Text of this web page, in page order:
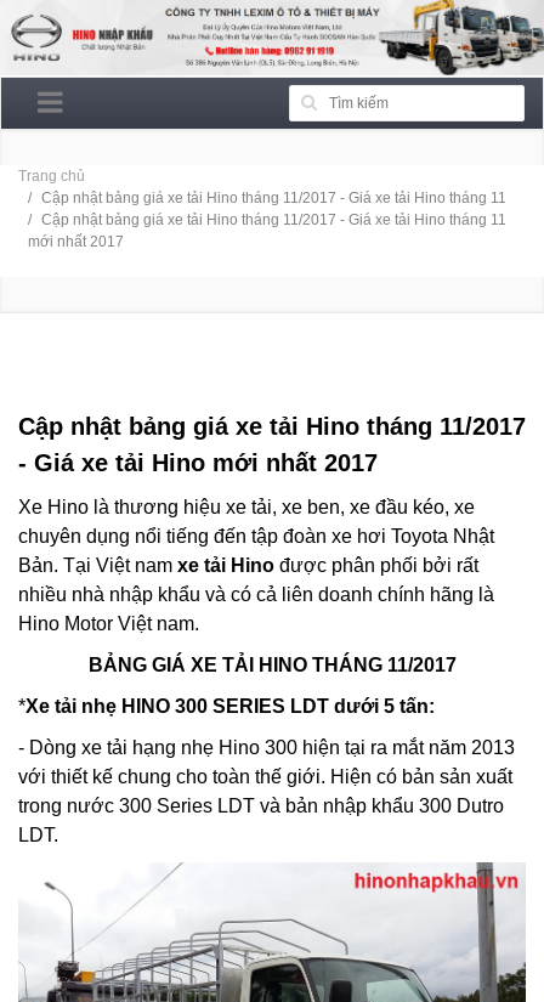
Trang chủ
Cập nhật bảng giá xe tải Hino tháng 11/2017 - Giá xe tải Hino tháng 11
Cập nhật bảng giá xe tải Hino tháng 11/2017 - Giá xe tải Hino tháng 11
mới nhất 2017
Cập nhật bảng giá xe tải Hino tháng 11/2017
- Giá xe tải Hino mới nhất 2017
Xe Hino là thương hiệu xe tải, xe ben, xe đầu kéo, xe
chuyên dụng nổi tiếng đến tập đoàn xe hơi Toyota Nhật
Bản. Tại Việt nam xe tải Hino được phân phối bởi rất
nhiều nhà nhập khẩu và có cả liên doanh chính hãng là
Hino Motor Việt nam.
BẢNG GIÁ XE TẢI HINO THÁNG 11/2017
*Xe tải nhẹ HINO 300 SERIES LDT dưới 5 tấn:
- Dòng xe tải hạng nhẹ Hino 300 hiện tại ra mắt năm 2013
với thiết kế chung cho toàn thế giới. Hiện có bản sản xuất
trong nước 300 Series LDT và bản nhập khẩu 300 Dutro
LDT.